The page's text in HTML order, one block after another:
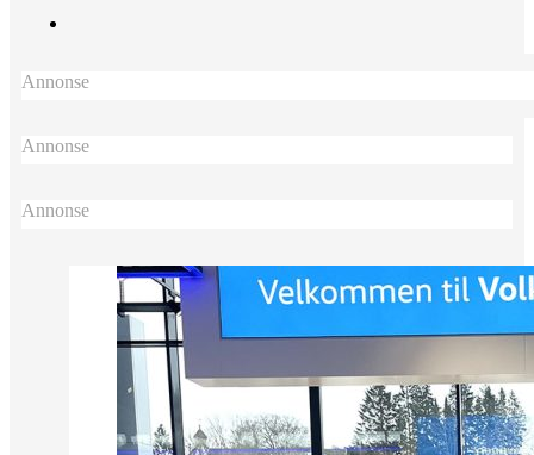
Annonse
Annonse
Annonse